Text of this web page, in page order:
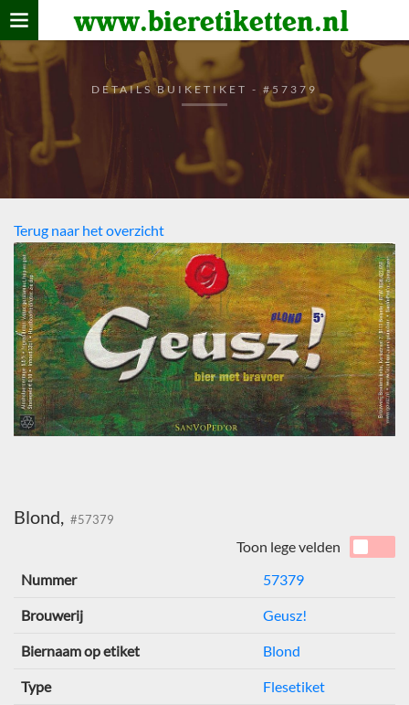
www.bieretiketten.nl
Home
verzamelen
De bierkaart
Bezoekers
DETAILS BUIKETIKET - #57379
Terug naar het overzicht
Blond, #57379
Toon lege velden
Nummer
57379
Brouwerij Geusz!
Biernaam op etiket Blond
Type Flesetiket